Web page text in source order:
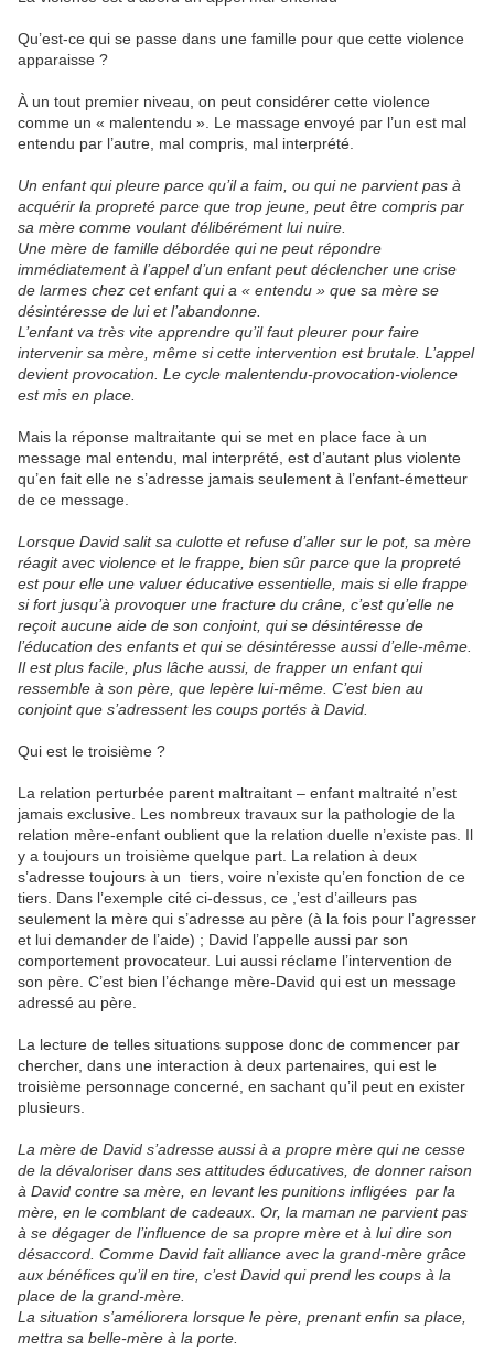
Qu’est-ce qui se passe dans une famille pour que cette violence
apparaisse ?
À un tout premier niveau, on peut considérer cette violence
comme un « malentendu ». Le massage envoyé par l’un est mal
entendu par l’autre, mal compris, mal interprété.
Un enfant qui pleure parce qu’il a faim, ou qui ne parvient pas à
acquérir la propreté parce que trop jeune, peut être compris par
sa mère comme voulant délibérément lui nuire.
Une mère de famille débordée qui ne peut répondre
immédiatement à l’appel d’un enfant peut déclencher une crise
de larmes chez cet enfant qui a « entendu » que sa mère se
désintéresse de lui et l’abandonne.
L’enfant va très vite apprendre qu’il faut pleurer pour faire
intervenir sa mère, même si cette intervention est brutale. L’appel
devient provocation. Le cycle malentendu-provocation-violence
est mis en place.
Mais la réponse maltraitante qui se met en place face à un
message mal entendu, mal interprété, est d’autant plus violente
qu’en fait elle ne s’adresse jamais seulement à l’enfant-émetteur
de ce message.
Lorsque David salit sa culotte et refuse d’aller sur le pot, sa mère
réagit avec violence et le frappe, bien sûr parce que la propreté
est pour elle une valuer éducative essentielle, mais si elle frappe
si fort jusqu’à provoquer une fracture du crâne, c’est qu’elle ne
reçoit aucune aide de son conjoint, qui se désintéresse de
l’éducation des enfants et qui se désintéresse aussi d’elle-même.
Il est plus facile, plus lâche aussi, de frapper un enfant qui
ressemble à son père, que lepère lui-même. C’est bien au
conjoint que s’adressent les coups portés à David.
Qui est le troisième ?
La relation perturbée parent maltraitant – enfant maltraité n’est
jamais exclusive. Les nombreux travaux sur la pathologie de la
relation mère-enfant oublient que la relation duelle n’existe pas. Il
y a toujours un troisième quelque part. La relation à deux
s’adresse toujours à un tiers, voire n’existe qu’en fonction de ce
tiers. Dans l’exemple cité ci-dessus, ce ,’est d’ailleurs pas
seulement la mère qui s’adresse au père (à la fois pour l’agresser
et lui demander de l’aide) ; David l’appelle aussi par son
comportement provocateur. Lui aussi réclame l’intervention de
son père. C’est bien l’échange mère-David qui est un message
adressé au père.
La lecture de telles situations suppose donc de commencer par
chercher, dans une interaction à deux partenaires, qui est le
troisième personnage concerné, en sachant qu’il peut en exister
plusieurs.
La mère de David s’adresse aussi à a propre mère qui ne cesse
de la dévaloriser dans ses attitudes éducatives, de donner raison
à David contre sa mère, en levant les punitions infligées par la
mère, en le comblant de cadeaux. Or, la maman ne parvient pas
à se dégager de l’influence de sa propre mère et à lui dire son
désaccord. Comme David fait alliance avec la grand-mère grâce
aux bénéfices qu’il en tire, c’est David qui prend les coups à la
place de la grand-mère.
La situation s’améliorera lorsque le père, prenant enfin sa place,
mettra sa belle-mère à la porte.